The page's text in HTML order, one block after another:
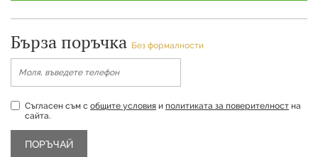
Бърза поръчка Без формалности
Съгласен съм с общите условия и политиката за поверителност на
сайта.